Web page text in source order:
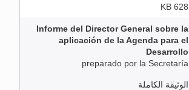
628 KB
Informe del Director General sobre la
aplicación de la Agenda para el
Desarrollo
preparado por la Secretaría
الوثيقة الكاملة